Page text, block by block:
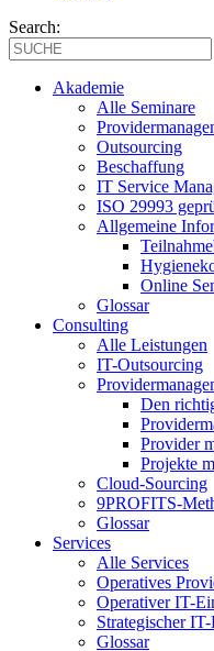
Search:
Akademie
Alle Seminare
Outsourcing
Beschaffung
IT Service
ISO 29993
Allgemeine
Online
Glossar
Consulting
Alle Leistungen
IT-Outsourcing
Den
Provider
Projekte
Cloud-Sourcing
9PROFITS-
Glossar
Services
Alle Services
Operatives
Operativer IT-
Strategischer
Glossar